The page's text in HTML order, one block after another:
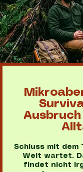
Schluss mit
Welt wartet.
findet nicht